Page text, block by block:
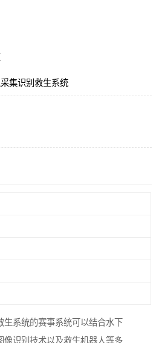
集识别救生系统
生系统的赛事系统可以结合水下
像识别技术以及救生机器人等多